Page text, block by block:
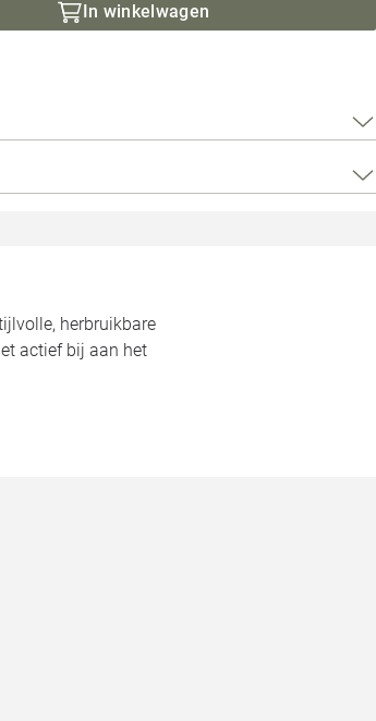
Loods 5
Alle
In winkelwagen
herbruikbare
actief bij aan het